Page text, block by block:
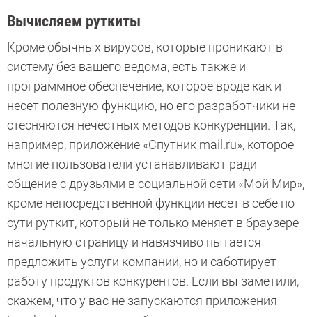
Вычисляем руткиты
Кроме обычных вирусов, которые проникают в
систему без вашего ведома, есть также и
программное обеспечение, которое вроде как и
несет полезную функцию, но его разработчики не
стесняются нечестных методов конкуренции. Так,
например, приложение «Спутник mail.ru», которое
многие пользователи устанавливают ради
общение с друзьями в социальной сети «Мой Мир»,
кроме непосредственной функции несет в себе по
сути руткит, который не только меняет в браузере
начальную страницу и навязчиво пытается
предложить услуги компании, но и саботирует
работу продуктов конкурентов. Если вы заметили,
скажем, что у вас не запускаются приложения